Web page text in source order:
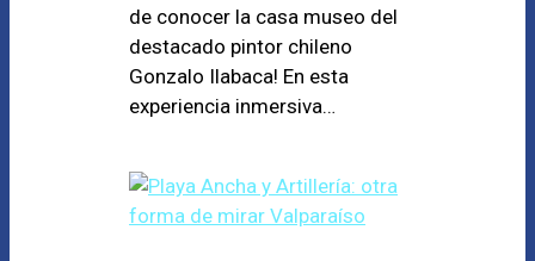
de conocer la casa museo del
destacado pintor chileno
Gonzalo Ilabaca! En esta
experiencia inmersiva…